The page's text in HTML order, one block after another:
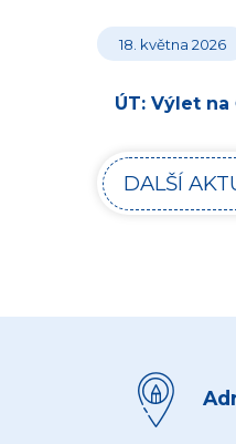
18. května 2026
ÚT: Výlet
DALŠÍ